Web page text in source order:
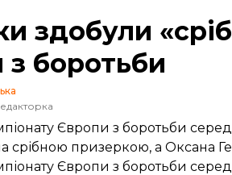
та «бронзу» на чемпіонаті Європи з
здобули
з боротьби
Європи з боротьби
срібною призеркою, а Оксана
Європи з боротьби